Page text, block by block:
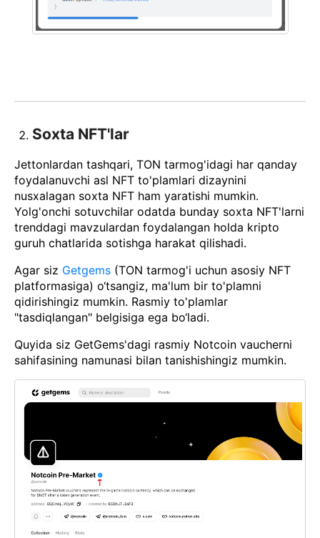
Soxta NFT'lar
Jettonlardan tashqari, TON tarmog'idagi har qanday
foydalanuvchi asl NFT to'plamlari dizaynini
nusxalagan soxta NFT ham yaratishi mumkin.
Yolg'onchi sotuvchilar odatda bunday soxta NFT'larni
trenddagi mavzulardan foydalangan holda kripto
guruh chatlarida sotishga harakat qilishadi.
Agar siz Getgems (TON tarmog'i uchun asosiy NFT
platformasiga) o‘tsangiz, ma'lum bir to'plamni
qidirishingiz mumkin. Rasmiy to'plamlar
"tasdiqlangan" belgisiga ega bo‘ladi.
Quyida siz GetGems'dagi rasmiy Notcoin vaucherni
sahifasining namunasi bilan tanishishingiz mumkin.